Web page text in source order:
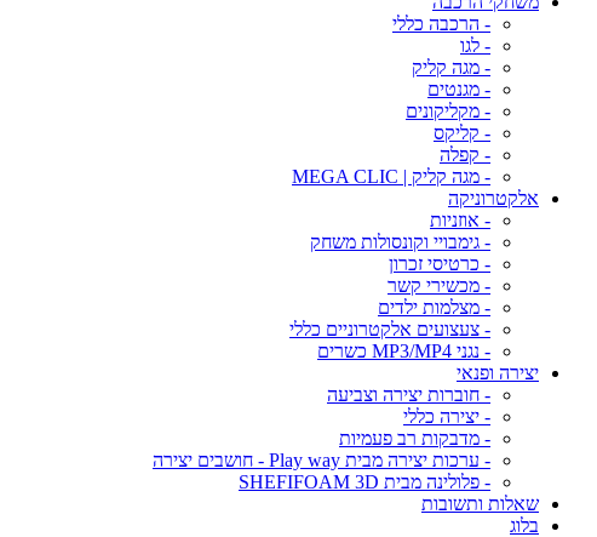
- הרכבה כללי
- לגו
- מגה קליק
- מגנטים
- מקליקונים
- קליקס
- קפלה
- מגה קליק | MEGA CLIC
אלקטרוניקה
- אוזניות
- גימבויי וקונסולות משחק
- כרטיסי זכרון
- מכשירי קשר
- מצלמות ילדים
- צעצועים אלקטרוניים כללי
- נגני MP3/MP4 כשרים
יצירה ופנאי
- חוברות יצירה וצביעה
- יצירה כללי
- מדבקות רב פעמיות
- ערכות יצירה מבית Play way - חושבים יצירה
- פלולינה מבית SHEFIFOAM 3D
שאלות ותשובות
בלוג